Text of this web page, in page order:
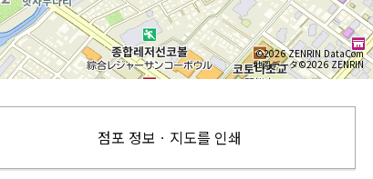
©2026 ZENRIN DataCom
地図データ©2026 ZENRIN
점포 정보ㆍ지도를 인쇄